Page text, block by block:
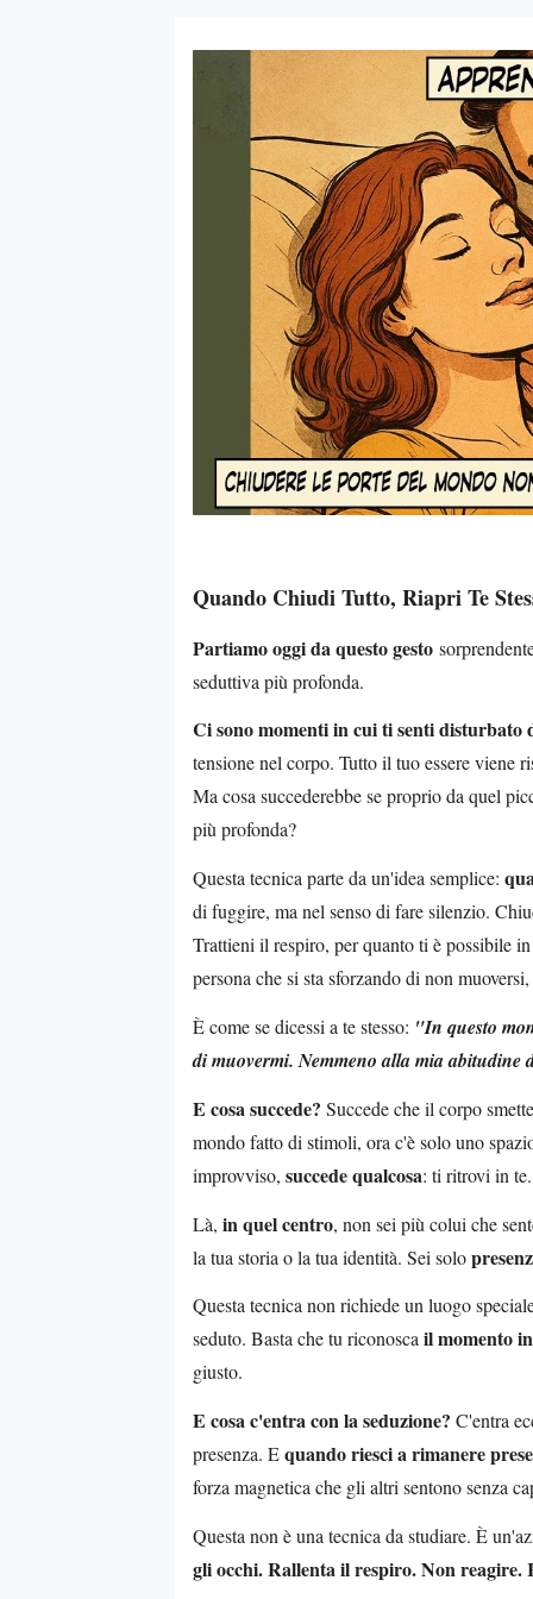
Quando Chiudi Tutto, Riapri Te
Partiamo oggi da questo gesto
seduttiva più profonda.
Ci sono momenti in cui ti senti disturbato
tensione nel corpo. Tutto il tuo essere viene
Ma cosa succederebbe se proprio da quel
più profonda?
Questa tecnica parte da un'idea semplice:
di fuggire, ma nel senso di fare silenzio.
Trattieni il respiro, per quanto ti è possibile
persona che si sta sforzando di non
È come se dicessi a te stesso: "In questo
di muovermi. Nemmeno alla mia abitudine
E cosa succede? Succede che il corpo
mondo fatto di stimoli, ora c'è solo uno
improvviso, succede qualcosa: ti ritrovi in
Là, in quel centro, non sei più colui che
la tua storia o la tua identità. Sei solo
Questa tecnica non richiede un luogo
seduto. Basta che tu riconoscail momento
giusto.
E cosa c'entra con la seduzione? C'entra
presenza. Equando riesci a rimanere
forza magnetica che gli altri sentono senza
Questa non è una tecnica da studiare. È
gli occhi. Rallenta il respiro. Non reagire.